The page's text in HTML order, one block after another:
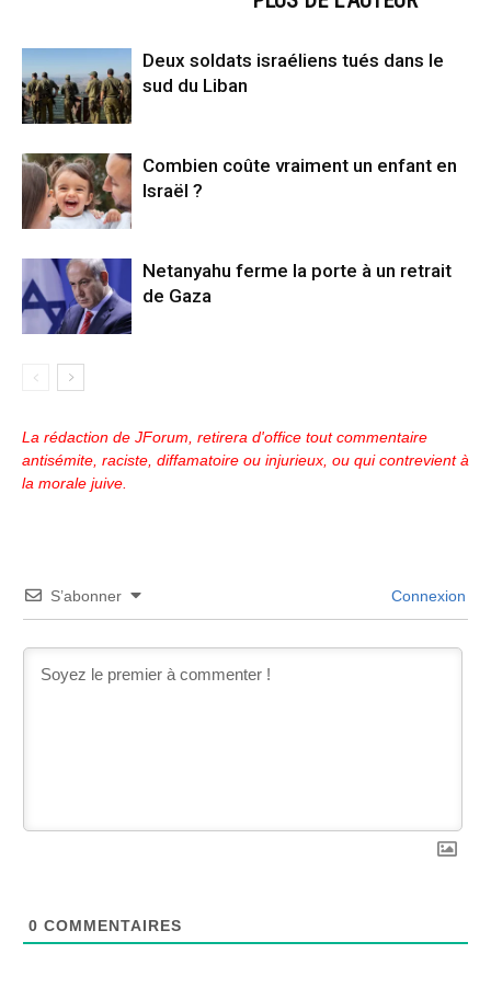
Deux soldats israéliens tués dans le
sud du Liban
Combien coûte vraiment un enfant en
Israël ?
Netanyahu ferme la porte à un retrait
de Gaza
La rédaction de JForum, retirera d'office tout commentaire
antisémite, raciste, diffamatoire ou injurieux, ou qui contrevient à
la morale juive.
S’abonner Connexion
0 COMMENTAIRES